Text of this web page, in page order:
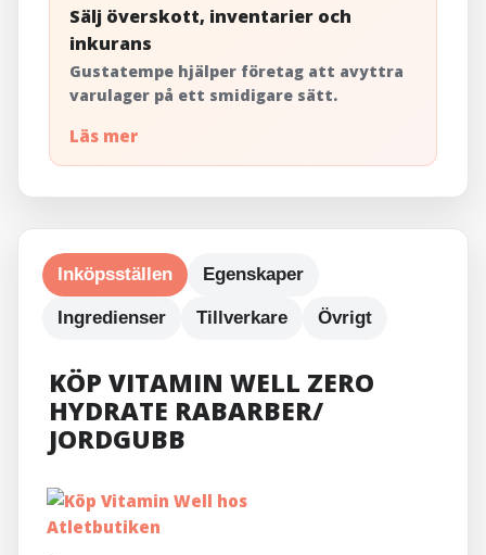
Sälj överskott, inventarier och
inkurans
Gustatempe hjälper företag att avyttra
varulager på ett smidigare sätt.
Läs mer
Inköpsställen Egenskaper
Ingredienser Tillverkare Övrigt
KÖP VITAMIN WELL ZERO
HYDRATE RABARBER/
JORDGUBB